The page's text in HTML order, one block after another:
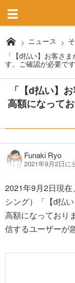
ニュース
「【d払い】お客さ
す。ご確認が必要で
「【d払い】
高額になって
Funaki Ryo
2021年9月2日に
2021年9月2日現
シング）「【d払
高額になっており
信するユーザーが